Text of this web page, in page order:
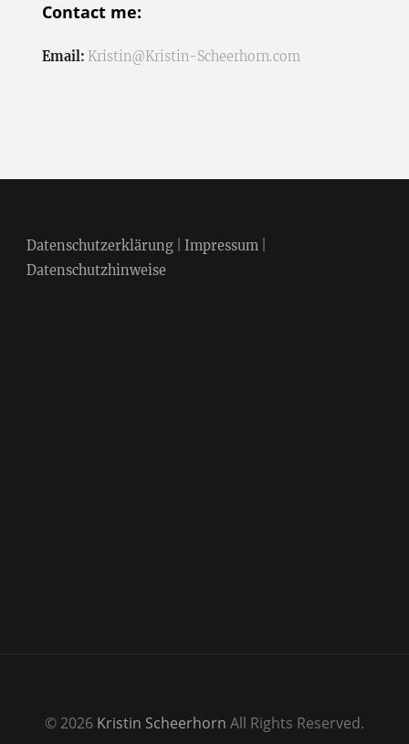
Contact me:
Email: Kristin@Kristin-Scheerhorn.com
Datenschutzerklärung| Impressum|
Datenschutzhinweise
© 2026 Kristin Scheerhorn All Rights Reserved.